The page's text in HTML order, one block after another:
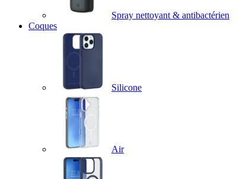
Spray nettoyant & antibactérien
Coques
Silicone
Air